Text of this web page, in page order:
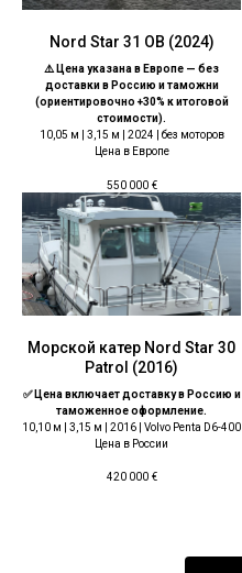
Nord Star 31 OB (2024)
⚠️ Цена указана в Европе — без
доставки в Россию и таможни
(ориентировочно +30% к итоговой
стоимости).
10,05 м | 3,15 м | 2024 | без моторов
Цена в Европе
550 000 €
Морской катер Nord Star 30
Patrol (2016)
✅ Цена включает доставку в Россию и
таможенное оформление.
10,10 м | 3,15 м | 2016 | Volvo Penta D6-400
Цена в России
420 000 €